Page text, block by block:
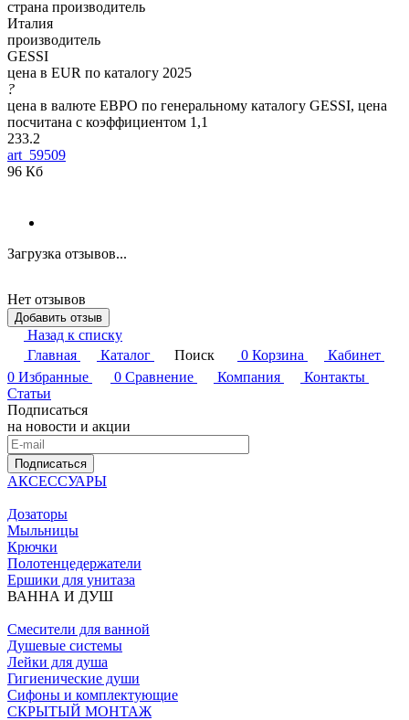
страна производитель
Италия
производитель
GESSI
цена в EUR по каталогу 2025
?
цена в валюте ЕВРО по генеральному каталогу GESSI, цена
посчитана с коэффициентом 1,1
233.2
art_59509
96 Кб
Загрузка отзывов...
Нет отзывов
Добавить отзыв
Назад к списку
Главная
Каталог Поиск 0 Корзина
Кабинет
0 Избранные 0 Сравнение Компания
Контакты
Статьи
Подписаться
на новости и акции
Подписаться
АКСЕССУАРЫ
Дозаторы
Мыльницы
Крючки
Полотенцедержатели
Ершики для унитаза
ВАННА И ДУШ
Смесители для ванной
Душевые системы
Лейки для душа
Гигиенические души
Сифоны и комплектующие
СКРЫТЫЙ МОНТАЖ